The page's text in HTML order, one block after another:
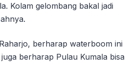
Kolam gelombang bakal jadi
berharap waterboom ini
berharap Pulau Kumala bisa